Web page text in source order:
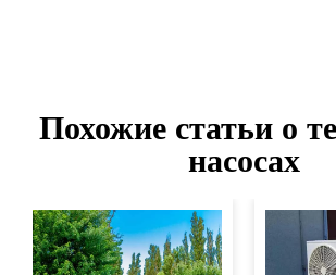
Похожие статьи о
насосах